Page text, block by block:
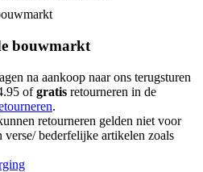
bouwmarkt
na aankoop naar ons terugsturen
ofgratis retourneren in de
.
retourneren gelden niet voor
verse/ bederfelijke artikelen zoals